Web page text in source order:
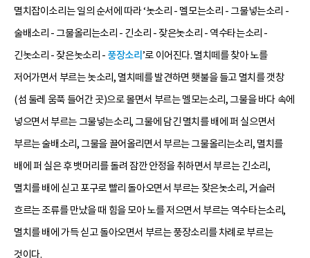
멸치잡이소리는 일의 순서에 따라 ‘놋소리 - 멜모는소리 - 그물넣는소리 -
술배소리 - 그물올리는소리 - 긴소리 - 잦은놋소리 - 역수타는소리 -
긴놋소리 - 잦은놋소리 - 풍장소리 ’로 이어진다. 멸치떼를 찾아 노를
저어가면서 부르는 놋소리, 멸치떼를 발견하면 횃불을 들고 멸치를 갯창
(섬 둘레 움푹 들어간 곳)으로 몰면서 부르는 멜모는소리, 그물을 바다 속에
넣으면서 부르는 그물넣는소리, 그물에 담긴 멸치를 배에 퍼 실으면서
부르는 술배소리, 그물을 끌어올리면서 부르는 그물올리는소리, 멸치를
배에 퍼 실은 후 뱃머리를 돌려 잠깐 안정을 취하면서 부르는 긴소리,
멸치를 배에 싣고 포구로 빨리 돌아오면서 부르는 잦은놋소리, 거슬러
흐르는 조류를 만났을 때 힘을 모아 노를 저으면서 부르는 역수타는소리,
멸치를 배에 가득 싣고 돌아오면서 부르는 풍장소리를 차례로 부르는
것이다.